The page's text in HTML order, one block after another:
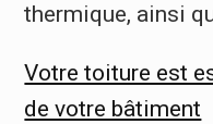
thermique, ainsi
Votre toiture est
de votre bâtiment